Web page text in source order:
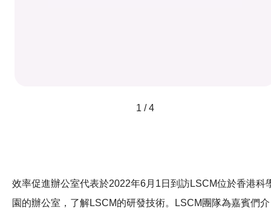
1 / 4
效率促進辦公室代表於2022年6月1日到訪LSCM位於香港科
園的辦公室，了解LSCM的研發技術。LSCM團隊為嘉賓們介